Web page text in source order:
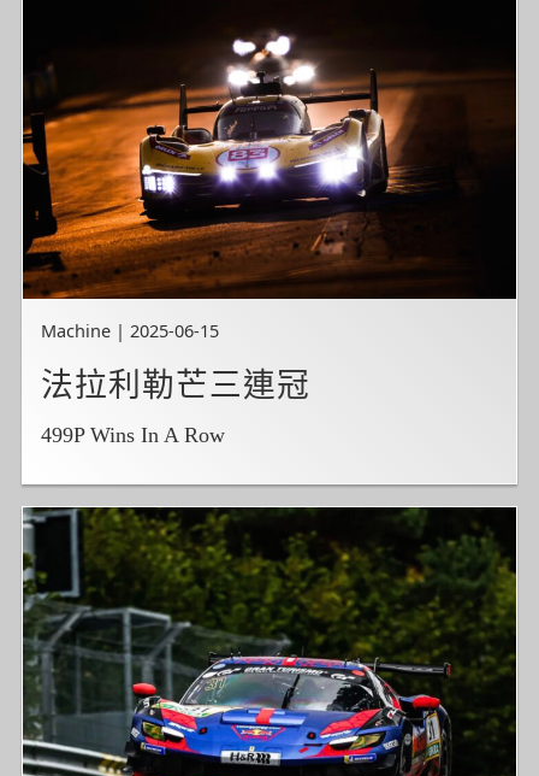
Machine | 2025-06-15
法拉利勒芒三連冠
499P Wins In A Row